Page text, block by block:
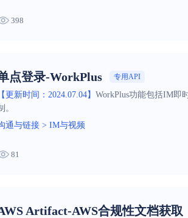
398
点登录-WorkPlus 专用API
【更新时间：2024.07.04】 WorkPlus功能包括IM即
。
通与链接 > IM与视频
81
Artifact-AWS合规性文档获取